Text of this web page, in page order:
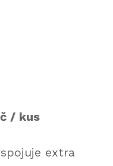
/ kus
extra